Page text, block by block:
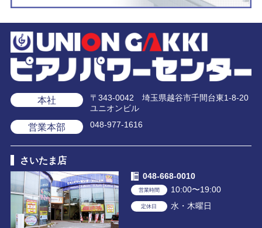
本社
〒343-0042 埼玉県越谷市千間台東1-8-20
ユニオンビル
営業本部 048-977-1616
さいたま店
048-668-0010
営業時間 10:00〜19:00
定休日 水・木曜日